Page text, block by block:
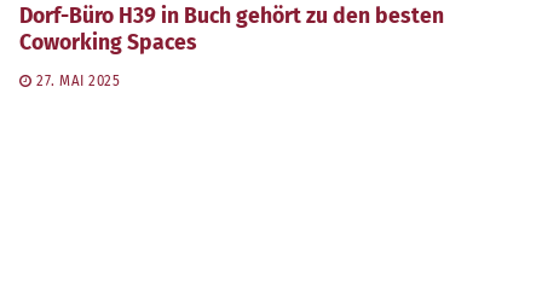
Dorf-Büro H39 in Buch gehört zu den besten
Coworking Spaces
27. MAI 2025